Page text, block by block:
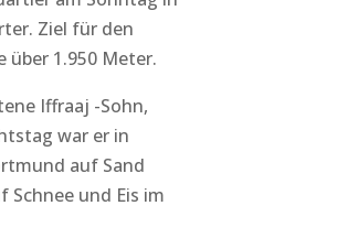
Ziel für den
1.950 Meter.
Iffraaj -Sohn,
war er in
auf Sand
und Eis im